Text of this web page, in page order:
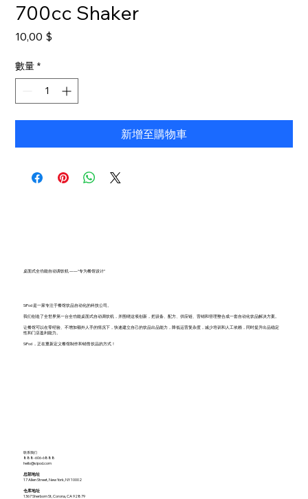
700cc Shaker
10,00 $
數量 *
新增至購物車
桌面式全功能自动调饮机 ——“专为餐馆设计”
SiPod 是一家专注于餐馆饮品自动化的科技公司。
我们创造了全世界第一台全功能桌面式自动调饮机，并围绕这项创新，把设备、配方、供应链、营销和管理整合成一套自动化饮品解决方案。
让餐馆可以在零经验、不增加额外人手的情况下，快速建立自己的饮品出品能力，降低运营复杂度，减少培训和人工依赖，同时提升出品稳定
性和门店盈利能力。
SiPod ，正在重新定义餐馆制作和销售饮品的方式！
联系我们
888-606-6888
hello@sipod.com
总部地址
17 Allen Street, New York, NY 10002
仓库地址
1367 Sherborn St, Corona, CA 92879